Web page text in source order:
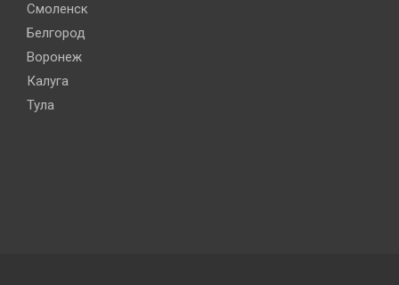
Смоленск
Белгород
Воронеж
Калуга
Тула